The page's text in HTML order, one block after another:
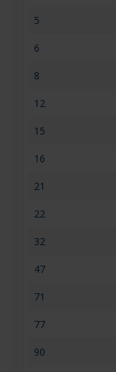
5
6
8
12
15
16
21
22
32
47
71
77
90